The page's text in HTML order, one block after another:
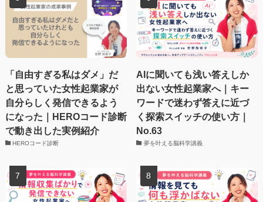
「自由すぎる私はダメ」だ
と思っていた女性起業家が
自分らしく発信できるよう
になった｜HEROコード診断
で動き出した実例紹介
HEROコード診断
AIに聞いても浅い答えしか
出ない女性起業家へ｜キー
ワードで迷わず答えに近づ
く探索スイッチの使い方｜
No.63
夢を叶える脳科学講義